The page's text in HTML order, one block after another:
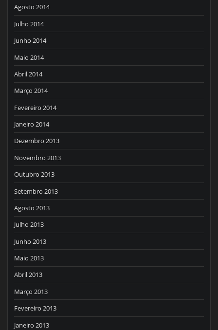
Agosto 2014
Julho 2014
Junho 2014
Maio 2014
Abril 2014
Março 2014
Fevereiro 2014
Janeiro 2014
Dezembro 2013
Novembro 2013
Outubro 2013
Setembro 2013
Agosto 2013
Julho 2013
Junho 2013
Maio 2013
Abril 2013
Março 2013
Fevereiro 2013
Janeiro 2013